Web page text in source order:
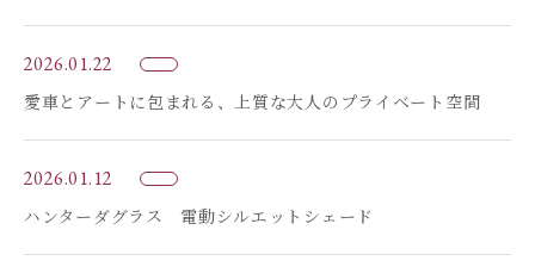
2026.01.22
愛車とアートに包まれる、上質な大人のプライベート空間
2026.01.12
ハンターダグラス 電動シルエットシェード